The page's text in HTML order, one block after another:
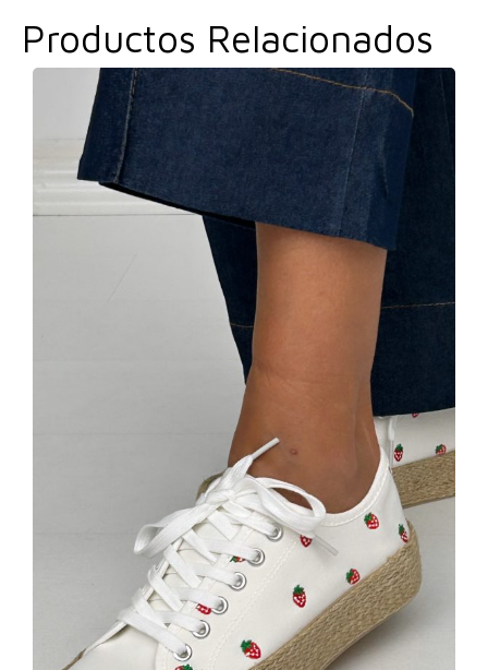
Productos Relacionados